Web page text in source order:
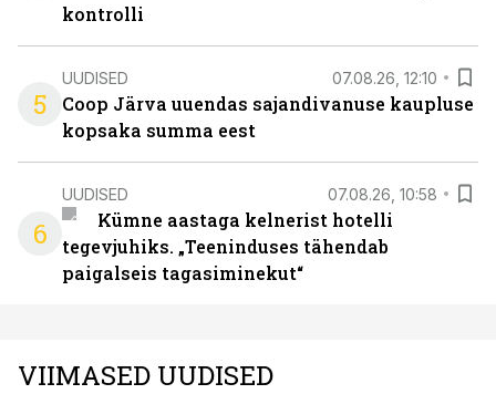
kontrolli
5
UUDISED 07.08.26, 12:10
Coop Järva uuendas sajandivanuse kaupluse
kopsaka summa eest
6
UUDISED 07.08.26, 10:58
Kümne aastaga kelnerist hotelli
tegevjuhiks. „Teeninduses tähendab
paigalseis tagasiminekut“
VIIMASED UUDISED